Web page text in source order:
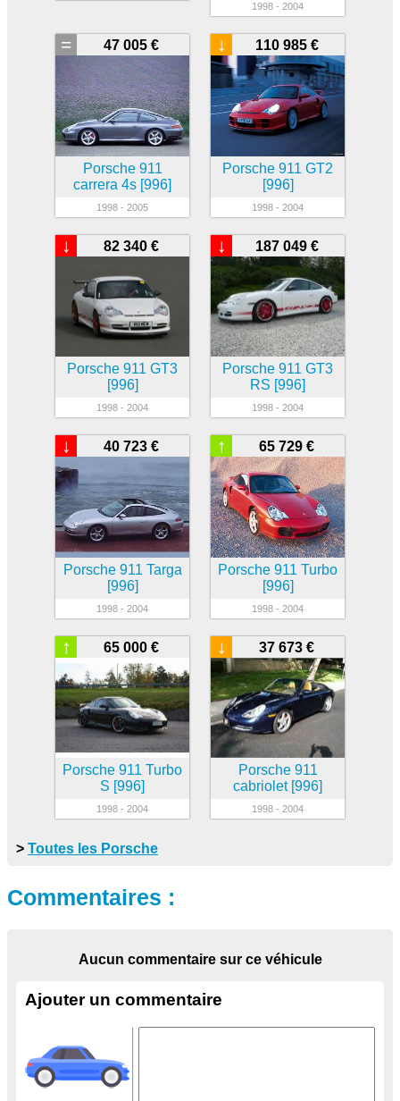
1998 - 2004
47 005 €
=
Porsche 911
carrera 4s [996]
1998 - 2005
110 985 €
↓
Porsche 911 GT2
[996]
1998 - 2004
82 340 €
↓
Porsche 911 GT3
[996]
1998 - 2004
187 049 €
↓
Porsche 911 GT3
RS [996]
1998 - 2004
40 723 €
↓
Porsche 911 Targa
[996]
1998 - 2004
65 729 €
↑
Porsche 911 Turbo
[996]
1998 - 2004
65 000 €
↑
Porsche 911 Turbo
S [996]
1998 - 2004
37 673 €
↓
Porsche 911
cabriolet [996]
1998 - 2004
> Toutes les Porsche
Commentaires :
Aucun commentaire sur ce véhicule
Ajouter un commentaire